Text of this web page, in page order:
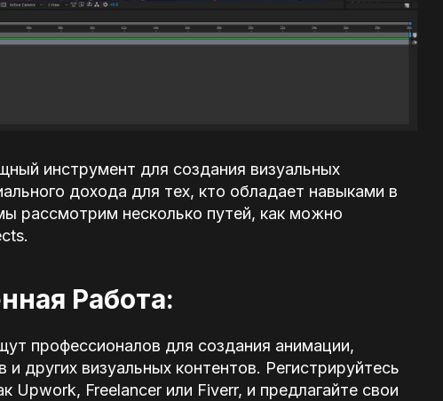
инструмент для создания визуальных
дохода для тех, кто обладает навыками в
рассмотрим несколько путей, как можно
Работа:
профессионалов для создания анимации,
других визуальных контентов. Регистрируйтесь
Upwork, Freelancer или Fiverr, и предлагайте свои